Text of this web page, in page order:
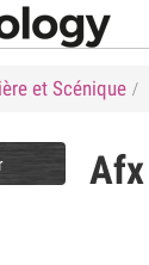
et Scénique
Afx